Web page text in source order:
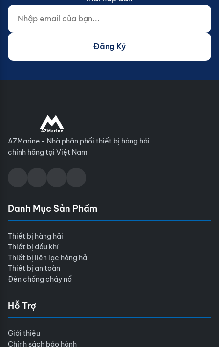
Nhập email của bạn...
Website (do not fill)
Đăng Ký
AZMarine - Nhà phân phối thiết bị hàng hải
chính hãng tại Việt Nam
Danh Mục Sản Phẩm
Thiết bị hàng hải
Thiết bị dầu khí
Thiết bị liên lạc hàng hải
Thiết bị an toàn
Đèn chống cháy nổ
Hỗ Trợ
Giới thiệu
Chính sách bảo hành